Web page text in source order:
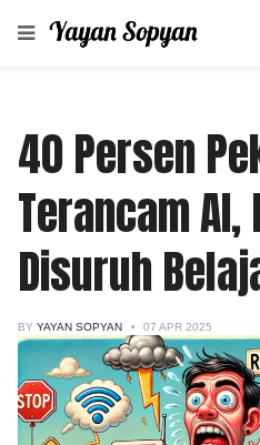
40 Persen
Terancam
Disuruh
BY YAYAN SOPYAN 07 APR 2025